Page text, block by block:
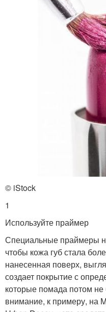
© iStock
1
Используйте праймер
Специальные праймеры
чтобы кожа губ стала
нанесенная поверх,
создает покрытие с
которые помада потом не
внимание, к примеру, на